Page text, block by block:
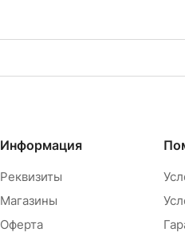
Информация
Реквизиты
Магазины
Оферта